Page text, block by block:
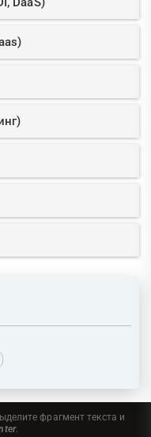
фрагмент текста и
.